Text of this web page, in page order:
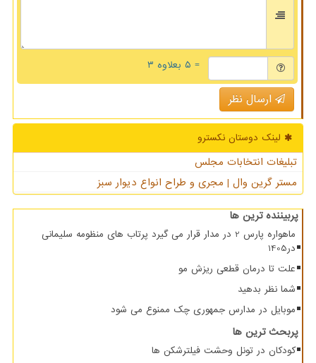
= ۵ بعلاوه ۳
ارسال نظر
لینک دوستان نكسترو
تبلیغات انتخابات مجلس
مستر گرین وال | مجری و طراح انواع دیوار سبز
پربیننده ترین ها
ماهواره پارس 2 در مدار قرار می گیرد پرتاب های منظومه سلیمانی
در1405
علت تا درمان قطعی ریزش مو
شما نظر بدهید
موبایل در مدارس جمهوری چک ممنوع می شود
پربحث ترین ها
کودکان در تونل وحشت فیلترشکن ها